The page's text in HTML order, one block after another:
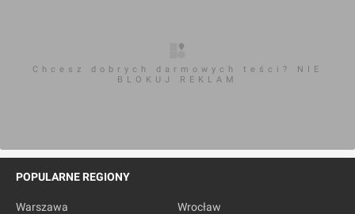
Chcesz dobrych darmowych teści? NIE
BLOKUJ REKLAM
POPULARNE REGIONY
Warszawa Wrocław